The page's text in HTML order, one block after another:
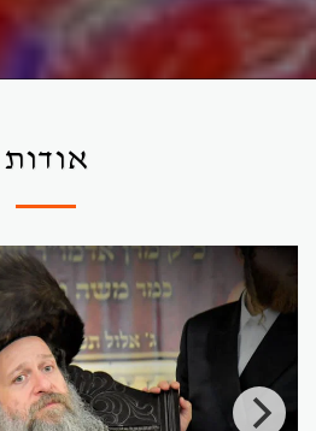
אודות